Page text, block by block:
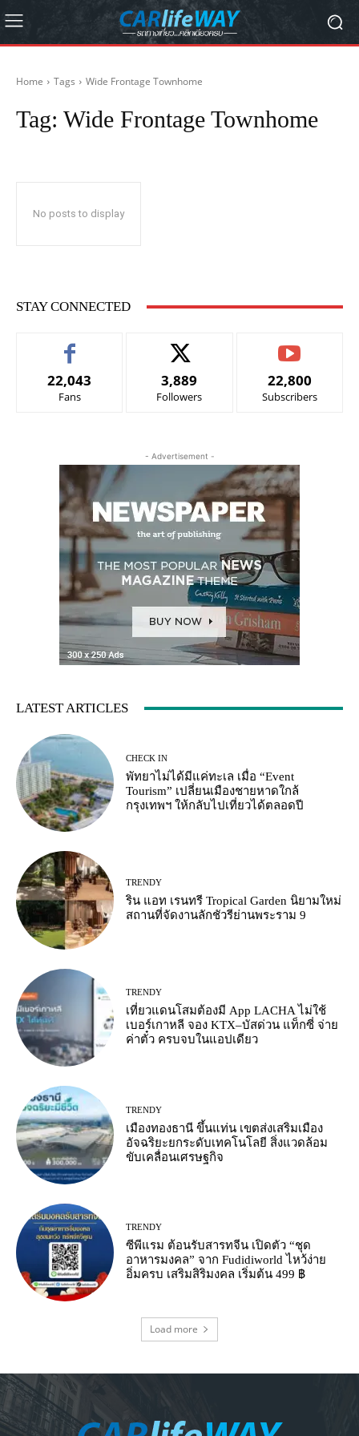
Home Tags Wide Frontage Townhome
Tag: Wide Frontage Townhome
No posts to display
STAY CONNECTED
22,043
Fans
3,889
Followers
22,800
Subscribers
- Advertisement -
LATEST ARTICLES
CHECK IN
พัทยาไม่ได้มีแค่ทะเล เมื่อ “Event
Tourism” เปลี่ยนเมืองชายหาดใกล้
กรุงเทพฯ ให้กลับไปเที่ยวได้ตลอดปี
TRENDY
ริน แอท เรนทรี Tropical Garden นิยามใหม่
สถานที่จัดงานลักชัวรีย่านพระราม 9
TRENDY
เที่ยวแดนโสมต้องมี App LACHA ไม่ใช้
เบอร์เกาหลี จอง KTX–บัสด่วน แท็กซี่ จ่าย
ค่าตั๋ว ครบจบในแอปเดียว
TRENDY
เมืองทองธานี ขึ้นแท่น เขตส่งเสริมเมือง
อัจฉริยะยกระดับเทคโนโลยี สิ่งแวดล้อม
ขับเคลื่อนเศรษฐกิจ
TRENDY
ซีพีแรม ต้อนรับสารทจีน เปิดตัว “ชุด
อาหารมงคล” จาก Fudidiworld ไหว้ง่าย
อิ่มครบ เสริมสิริมงคล เริ่มต้น 499 ฿
Load more